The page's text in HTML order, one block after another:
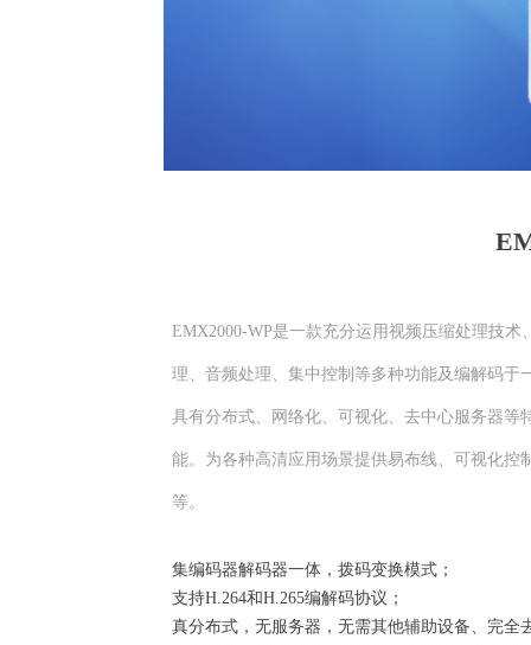
EMX2000-WP是一款充分运用视频压缩处理技
理、音频处理、集中控制等多种功能及编解码于
具有分布式、网络化、可视化、去中心服务器
能。为各种高清应用场景提供易布线、可视化
等。
集编码器解码器一体，拨码变换模式；
支持H.264和H.265编解码协议；
真分布式，无服务器，无需其他辅助设备、完全